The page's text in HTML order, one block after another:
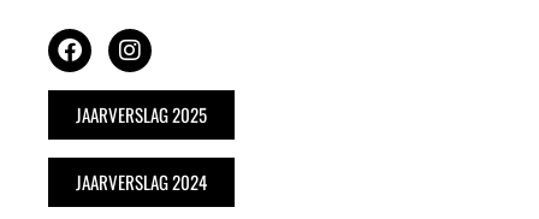
JAARVERSLAG 2025
JAARVERSLAG 2024